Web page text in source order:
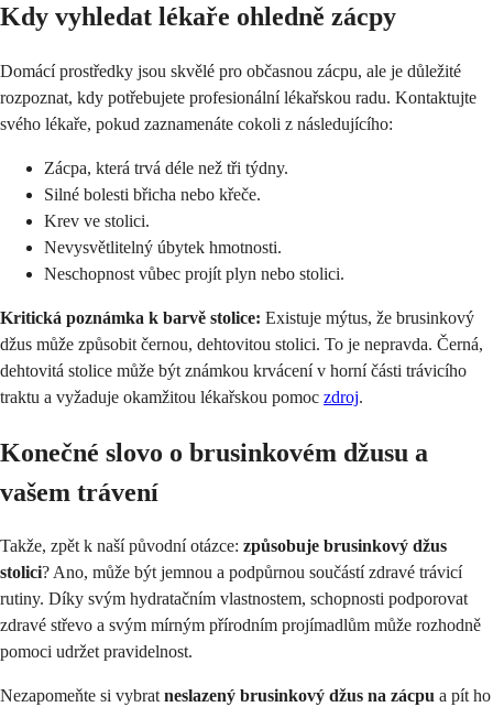
Kdy vyhledat lékaře ohledně zácpy
Domácí prostředky jsou skvělé pro občasnou zácpu, ale je důležité
rozpoznat, kdy potřebujete profesionální lékařskou radu. Kontaktujte
svého lékaře, pokud zaznamenáte cokoli z následujícího:
Zácpa, která trvá déle než tři týdny.
Silné bolesti břicha nebo křeče.
Krev ve stolici.
Nevysvětlitelný úbytek hmotnosti.
Neschopnost vůbec projít plyn nebo stolici.
Kritická poznámka k barvě stolice: Existuje mýtus, že brusinkový
džus může způsobit černou, dehtovitou stolici. To je nepravda. Černá,
dehtovitá stolice může být známkou krvácení v horní části trávicího
traktu a vyžaduje okamžitou lékařskou pomoc zdroj.
Konečné slovo o brusinkovém džusu a
vašem trávení
Takže, zpět k naší původní otázce: způsobuje brusinkový džus
stolici? Ano, může být jemnou a podpůrnou součástí zdravé trávicí
rutiny. Díky svým hydratačním vlastnostem, schopnosti podporovat
zdravé střevo a svým mírným přírodním projímadlům může rozhodně
pomoci udržet pravidelnost.
Nezapomeňte si vybratneslazený brusinkový džus na zácpu a pít ho